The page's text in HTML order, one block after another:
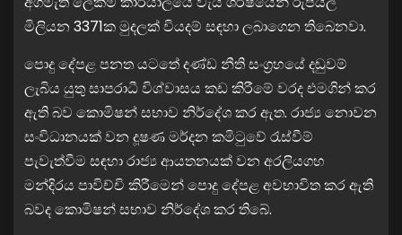
මිලියන 3371ක මුදලක් වියදම් සඳහා ලබාගෙන තිබෙනවා.
පොදු දේපළ පනත යටතේ දණ්ඩ නීති සංග්‍රහයේ දඬුවම්
ලැබිය යුතු සාපරාධී විශ්වාසය කඩ කිරීමේ වරද එමගින් කර
ඇති බව කොමිෂන් සභාව නිර්දේශ කර ඇත. රාජ්‍ය නොවන
සංවිධානයක් වන දූෂණ මර්දන කමිටුවේ රැස්වීම්
පැවැත්වීම සඳහා රාජ්‍ය ආයතනයක් වන අරලියගහ
මන්දිරය පාවිච්චි කිරීමෙන් පොදු දේපළ අවභාවිත කර ඇති
බවද කොමිෂන් සභාව නිර්දේශ කර තිබේ.